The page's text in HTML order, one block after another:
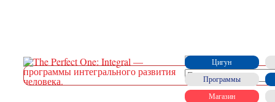
Цигун
Программы
Магазин